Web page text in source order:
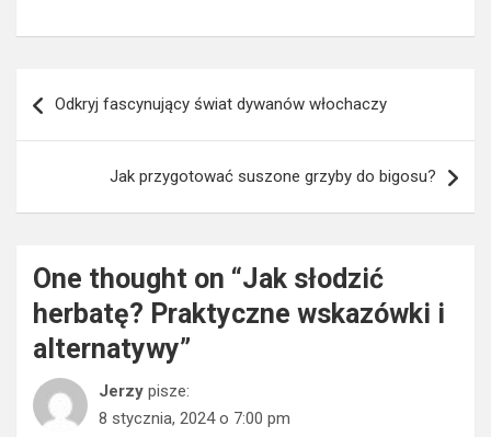
wpisu
Odkryj fascynujący świat dywanów włochaczy
Jak przygotować suszone grzyby do bigosu?
One thought on “Jak słodzić
herbatę? Praktyczne wskazówki i
alternatywy”
Jerzy pisze:
8 stycznia, 2024 o 7:00 pm